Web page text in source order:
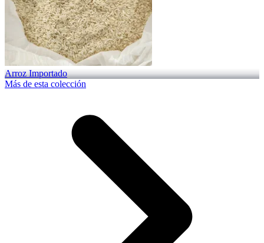
Arroz Importado
Más de esta colección